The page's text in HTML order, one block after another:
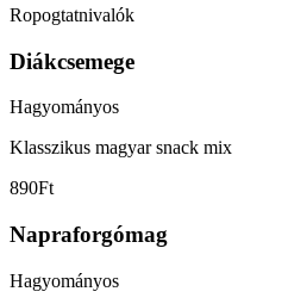
Ropogtatnivalók
Diákcsemege
Hagyományos
Klasszikus magyar snack mix
890Ft
Napraforgómag
Hagyományos